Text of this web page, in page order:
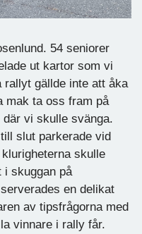
54 seniorer
ut kartor som vi
gällde inte att åka
mak ta oss fram på
vi skulle svänga.
slut parkerade vid
skulle
i skuggan på
en delikat
av tipsfrågorna med
vinnare i rally får.